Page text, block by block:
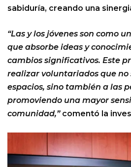
sabiduría, creando una
“Las y los jóvenes son como
que absorbe ideas y
cambios significativos. Este
realizar voluntariados que
espacios, sino también a las
promoviendo una mayor
comunidad,”comentó la